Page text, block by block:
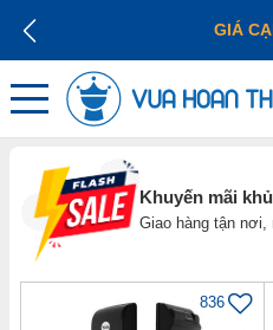
GIÁ
Khuyến mãi
Giao hàng tận nơi,
836